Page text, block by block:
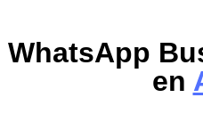
WhatsApp
en